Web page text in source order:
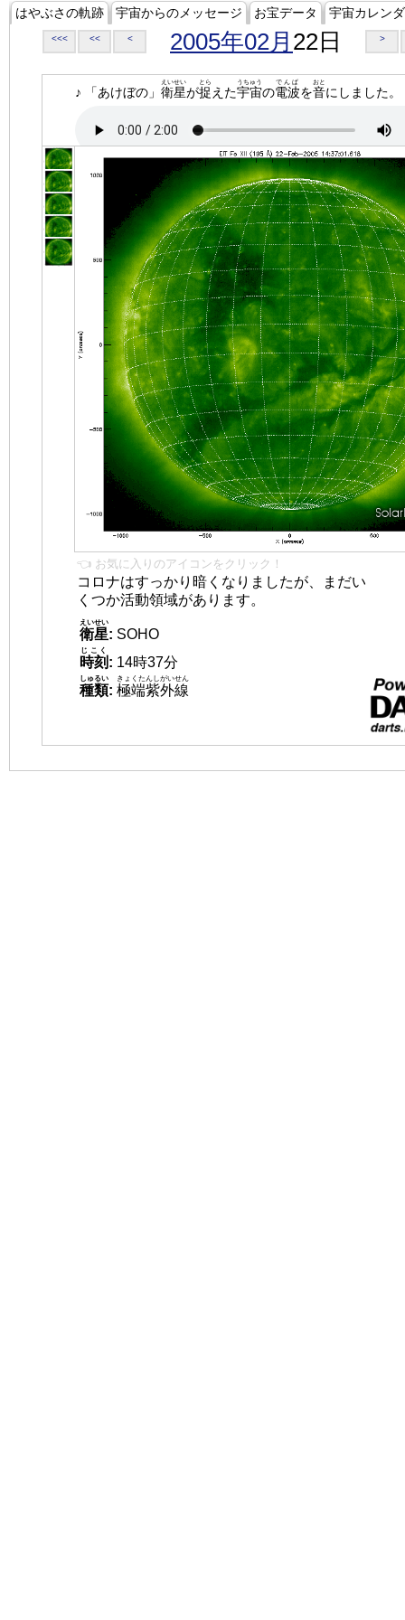
はやぶさの軌跡 宇宙からのメッセージ お宝データ 宇宙カレン
<<< << < 2005年02月 22日 >
♪ 「あけぼの」 衛星
えいせい
が捉
とら
えた宇宙
うちゅう
の電波
でんぱ
を音
おと
にしました。
👈 お気に入りのアイコンをクリック！
コロナはすっかり暗くなりましたが、まだい
くつか活動領域があります。
衛星
えいせい
: SOHO
時刻
じこく
: 14時37分
種類
しゅるい
: 極端紫外線
きょくたんしがいせん